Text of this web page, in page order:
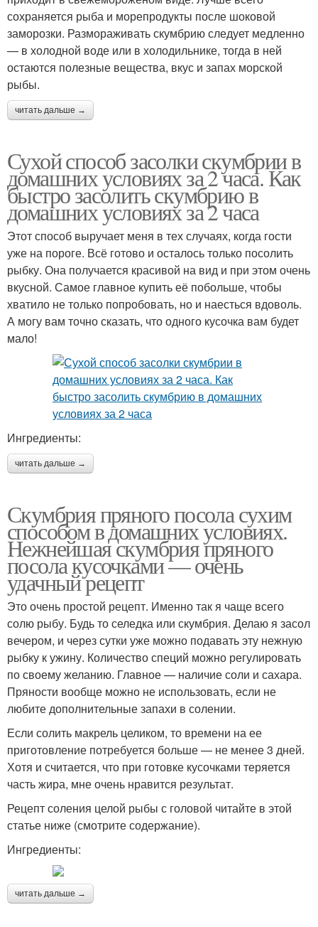
сохраняется рыба и морепродукты после шоковой
заморозки. Размораживать скумбрию следует медленно
— в холодной воде или в холодильнике, тогда в ней
остаются полезные вещества, вкус и запах морской
рыбы.
читать дальше →
Сухой способ засолки скумбрии в
домашних условиях за 2 часа. Как
быстро засолить скумбрию в
домашних условиях за 2 часа
Этот способ выручает меня в тех случаях, когда гости
уже на пороге. Всё готово и осталось только посолить
рыбку. Она получается красивой на вид и при этом очень
вкусной. Самое главное купить её побольше, чтобы
хватило не только попробовать, но и наесться вдоволь.
А могу вам точно сказать, что одного кусочка вам будет
мало!
Ингредиенты:
читать дальше →
Скумбрия пряного посола сухим
способом в домашних условиях.
Нежнейшая скумбрия пряного
посола кусочками — очень
удачный рецепт
Это очень простой рецепт. Именно так я чаще всего
солю рыбу. Будь то селедка или скумбрия. Делаю я засол
вечером, и через сутки уже можно подавать эту нежную
рыбку к ужину. Количество специй можно регулировать
по своему желанию. Главное — наличие соли и сахара.
Пряности вообще можно не использовать, если не
любите дополнительные запахи в солении.
Если солить макрель целиком, то времени на ее
приготовление потребуется больше — не менее 3 дней.
Хотя и считается, что при готовке кусочками теряется
часть жира, мне очень нравится результат.
Рецепт соления целой рыбы с головой читайте в этой
статье ниже (смотрите содержание).
Ингредиенты:
читать дальше →